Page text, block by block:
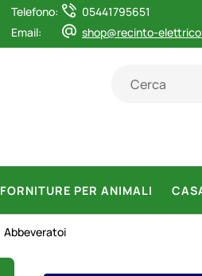
Telefono:
05441795651
Email:
shop@recinto-
FORNITURE PER ANIMALI
Abbeveratoi